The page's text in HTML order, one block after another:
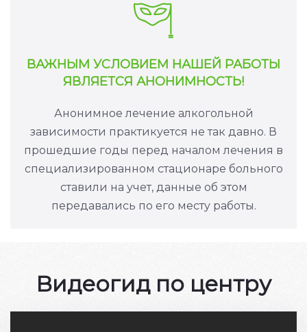
ВАЖНЫМ УСЛОВИЕМ НАШЕЙ РАБОТЫ
ЯВЛЯЕТСЯ АНОНИМНОСТЬ!
Анонимное лечение алкогольной
зависимости практикуется не так давно. В
прошедшие годы перед началом лечения в
специализированном стационаре больного
ставили на учет, данные об этом
передавались по его месту работы.
Видеогид по центру